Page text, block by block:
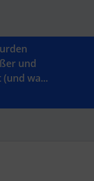
und
wa...